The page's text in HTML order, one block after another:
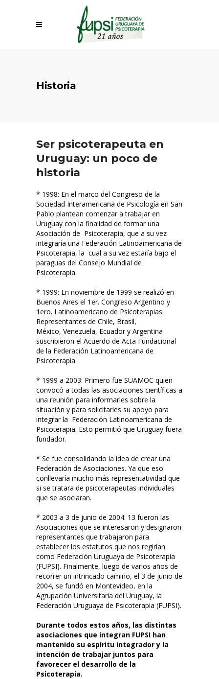
Historia
Ser psicoterapeuta en
Uruguay: un poco de
historia
* 1998: En el marco del Congreso de la
Sociedad Interamericana de Psicología en San
Pablo plantean comenzar a trabajar en
Uruguay con la finalidad de formar una
Asociación de Psicoterapia, que a su vez
integraría una Federación Latinoamericana de
Psicoterapia, la cual a su vez estaría bajo el
paraguas del Consejo Mundial de
Psicoterapia.
* 1999: En noviembre de 1999 se realizó en
Buenos Aires el 1er. Congreso Argentino y
1ero. Latinoamericano de Psicoterapias.
Representantes de Chile, Brasil,
México, Venezuela, Ecuador y Argentina
suscribieron el Acuerdo de Acta Fundacional
de la Federación Latinoamericana de
Psicoterapia.
* 1999 a 2003: Primero fue SUAMOC quien
convocó a todas las asociaciones científicas a
una reunión para informarles sobre la
situación y para solicitarles su apoyo para
integrar la Federación Latinoamericana de
Psicoterapia. Esto permitió que Uruguay fuera
fundador.
* Se fue consolidando la idea de crear una
Federación de Asociaciones. Ya que eso
conllevaría mucho más representatividad que
si se tratara de psicoterapeutas individuales
que se asociaran.
* 2003 a 3 de junio de 2004: 13 fueron las
Asociaciones que se interesaron y designaron
representantes que trabajaron para
establecer los estatutos que nos regirían
como Federación Uruguaya de Psicoterapia
(FUPSI). Finalmente, luego de varios años de
recorrer un intrincado camino, el 3 de junio de
2004, se fundó en Montevideo, en la
Agrupación Universitaria del Uruguay, la
Federación Uruguaya de Psicoterapia (FUPSI).
Durante todos estos años, las distintas
asociaciones que integran FUPSI han
mantenido su espíritu integrador y la
intención de trabajar juntos para
favorecer el desarrollo de la
Psicoterapia.